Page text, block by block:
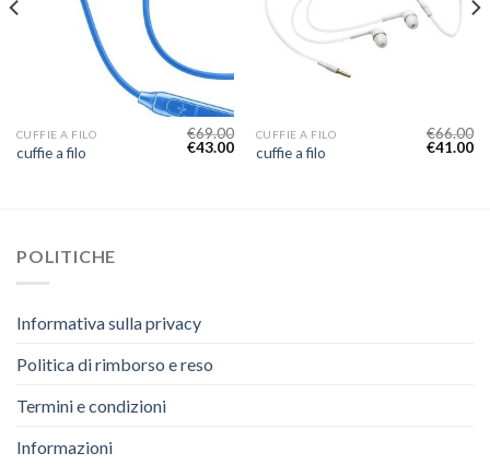
CUFFIE A FILO
cuffie a filo
€69.00
€43.00
CUFFIE A FILO
cuffie a filo
€66.00
€41.00
POLITICHE
Informativa sulla privacy
Politica di rimborso e reso
Termini e condizioni
Informazioni